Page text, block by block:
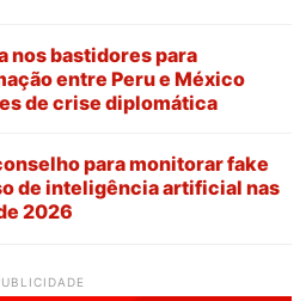
nos bastidores para
entre Peru e México
de crise diplomática
para monitorar fake
de inteligência artificial nas
2026